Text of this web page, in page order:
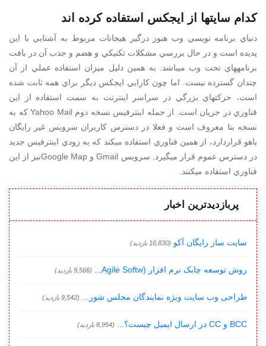
كدام سايتها از ايجكس استفاده كرده اند
دنياي برنامه نويسي وب هنوز درگير هيجانات مربوط به آشنايي با اين
پديده است و در حال بررسي مشكلات تكنيكي و هضم و جذب آن در بافت
برنامههاي تحت وب ميباشد. به همين دليل ميزان استفاده عملي از آن
چندان گسترده نيست. اما چون كارايي ايجكس ديگر براي همه ثابت شده
است، حركتهاي بزرگي در سراسر اينترنت به سمت استفاده از اين
فناوري در جريان است. از جمله اينترفيس نسخه دوم Yahoo Mail كه به
نسخه بتا معروف است و فعلا در دسترس كاربران سرويس غير رايگان
ياهو قراردارد، از همين فناوري استفاده ميكند كه به زودي اينترفيس جديد
در دسترس عموم قرار ميگيرد. سرويس Gmail و Google Mapنيز از اين
فناوري استفاده ميكنند.
پربازدیدترین اخبار
سایت ساز رایگان آکو (16,830 بازدید)
روش توسعه چابک نرم افزار (Agile Softw... (9,566 بازدید)
طراحی وب سایت ویژه نمایندگان مجلس شور... (9,542 بازدید)
BCC و CC در ارسال ایمیل چیست؟... (8,954 بازدید)